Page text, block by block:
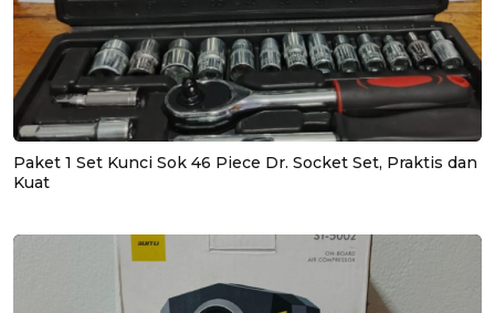
Paket 1 Set Kunci Sok 46 Piece Dr. Socket Set, Praktis dan
Kuat